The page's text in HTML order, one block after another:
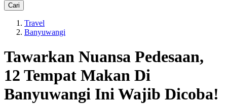
Cari
Travel
Banyuwangi
Tawarkan Nuansa Pedesaan,
12 Tempat Makan Di
Banyuwangi Ini Wajib Dicoba!